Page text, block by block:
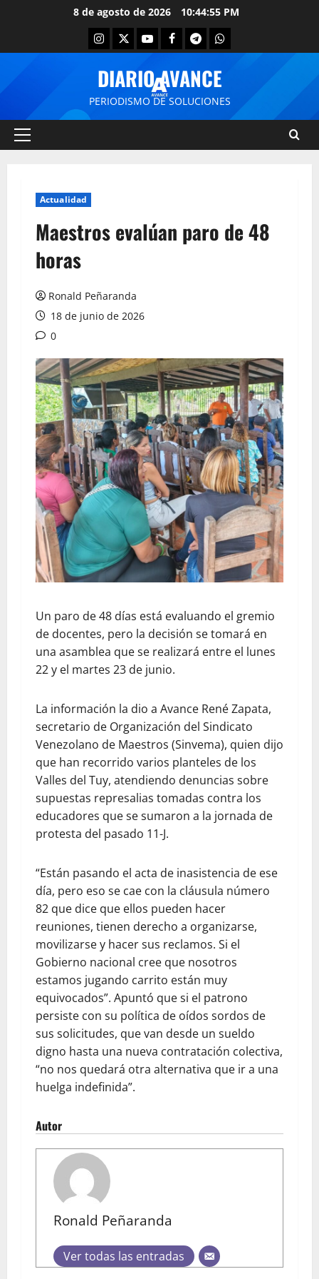
8 de agosto de 2026 10:44:55 PM
DIARIO AVANCE
PERIODISMO DE SOLUCIONES
Actualidad
Maestros evalúan paro de 48
horas
Ronald Peñaranda
18 de junio de 2026
0
Un paro de 48 días está evaluando el gremio
de docentes, pero la decisión se tomará en
una asamblea que se realizará entre el lunes
22 y el martes 23 de junio.
La información la dio a Avance René Zapata,
secretario de Organización del Sindicato
Venezolano de Maestros (Sinvema), quien dijo
que han recorrido varios planteles de los
Valles del Tuy, atendiendo denuncias sobre
supuestas represalias tomadas contra los
educadores que se sumaron a la jornada de
protesta del pasado 11-J.
“Están pasando el acta de inasistencia de ese
día, pero eso se cae con la cláusula número
82 que dice que ellos pueden hacer
reuniones, tienen derecho a organizarse,
movilizarse y hacer sus reclamos. Si el
Gobierno nacional cree que nosotros
estamos jugando carrito están muy
equivocados”. Apuntó que si el patrono
persiste con su política de oídos sordos de
sus solicitudes, que van desde un sueldo
digno hasta una nueva contratación colectiva,
“no nos quedará otra alternativa que ir a una
huelga indefinida”.
Autor
Ronald Peñaranda
Ver todas las entradas